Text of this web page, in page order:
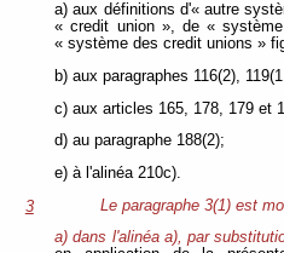
a) aux définitions d'« autre
« credit union », de «
« système des credit unions »
b) aux paragraphes 116(2),
c) aux articles 165, 178, 179 et
d) au paragraphe 188(2);
e) à l'alinéa 210c).
3
Le paragraphe 3(1) est
a) dans l'alinéa a), par